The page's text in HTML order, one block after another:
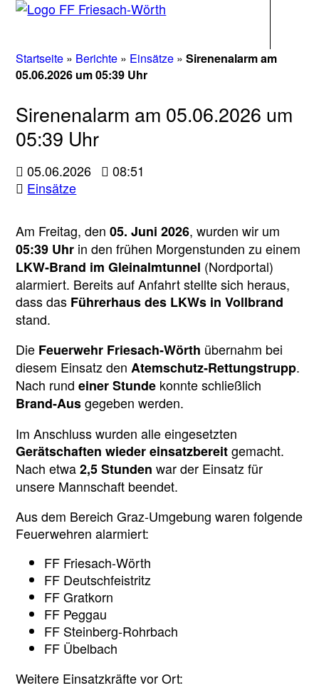
Startseite » Berichte » Einsätze »Sirenenalarm am
05.06.2026 um 05:39 Uhr
Sirenenalarm am 05.06.2026 um
05:39 Uhr
05.06.2026
08:51
Einsätze
Am Freitag, den05. Juni 2026, wurden wir um
05:39 Uhr in den frühen Morgenstunden zu einem
LKW‑Brand im Gleinalmtunnel (Nordportal)
alarmiert. Bereits auf Anfahrt stellte sich heraus,
dass das Führerhaus des LKWs in Vollbrand
stand.
Die Feuerwehr Friesach‑Wörth übernahm bei
diesem Einsatz den Atemschutz‑Rettungstrupp.
Nach rundeiner Stunde konnte schließlich
Brand‑Ausgegeben werden.
Im Anschluss wurden alle eingesetzten
Gerätschaften wieder einsatzbereitgemacht.
Nach etwa2,5 Stunden war der Einsatz für
unsere Mannschaft beendet.
Aus dem Bereich Graz-Umgebung waren folgende
Feuerwehren alarmiert:
FF Friesach-Wörth
FF Deutschfeistritz
FF Gratkorn
FF Peggau
FF Steinberg-Rohrbach
FF Übelbach
Weitere Einsatzkräfte vor Ort: